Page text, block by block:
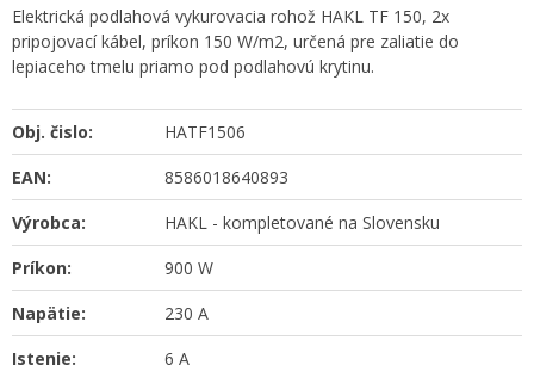
Elektrická podlahová vykurovacia rohož HAKL TF 150, 2x
pripojovací kábel, príkon 150 W/m2, určená pre zaliatie do
lepiaceho tmelu priamo pod podlahovú krytinu.
Obj. čislo:
HATF1506
EAN:
8586018640893
Výrobca:
HAKL - kompletované na Slovensku
Príkon:
900 W
Napätie:
230 A
Istenie:
6 A